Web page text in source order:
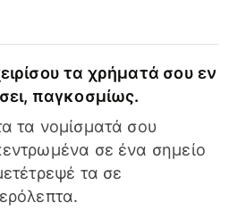
τα χρήματά σου εν
παγκοσμίως.
τα νομίσματά σου
σε ένα σημείο
τα σε